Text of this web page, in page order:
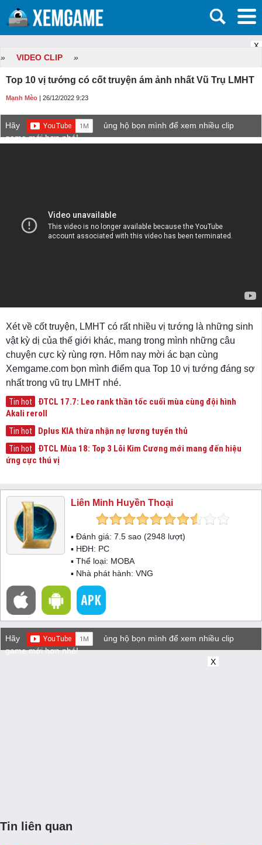
X
» VIDEO CLIP »
Top 10 vị tướng có cốt truyện ám ảnh nhất Vũ Trụ LMHT
Mạnh Mèo | 26/12/2022 9:23
Hãy
ủng hộ bọn mình để xem nhiều clip
game mới hơn nhé!
Xét về cốt truyện, LMHT có rất nhiều vị tướng là những sinh
vật kỳ dị của thế giới khác, mang trong mình những câu
chuyện cực kỳ rùng rợn. Hôm nay mời ác bạn cùng
Xemgame.com bọn mình điểm qua Top 10 vị tướng đáng sợ
nhất trong vũ trụ LMHT nhé.
Tin hot
ĐTCL 17.7: Leo rank thần tốc cuối mùa cùng đội hình
Akali reroll
Tin hot Dplus KIA thừa nhận nợ lương tuyển thủ
Tin hot
ĐTCL Mùa 18: Top 3 Lõi Kim Cương mới mang đến hiệu
ứng cực thú vị
Liên Minh Huyền Thoại
▪ Đánh giá: 7.5 sao (2948 lượt)
▪ HĐH: PC
▪ Thể loại: MOBA
▪ Nhà phát hành: VNG
Hãy
ủng hộ bọn mình để xem nhiều clip
game mới hơn nhé!
X
Tin liên quan